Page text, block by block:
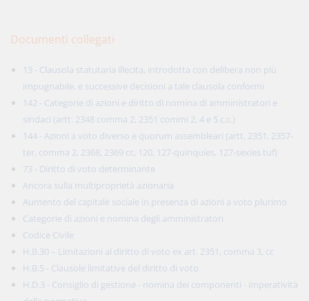
Documenti collegati
13 - Clausola statutaria illecita, introdotta con delibera non più
impugnabile, e successive decisioni a tale clausola conformi
142 - Categorie di azioni e diritto di nomina di amministratori e
sindaci (artt. 2348 comma 2, 2351 commi 2, 4 e 5 c.c.)
144 - Azioni a voto diverso e quorum assembleari (artt. 2351, 2357-
ter, comma 2, 2368, 2369 cc, 120, 127-quinquies, 127-sexies tuf)
73 - Diritto di voto determinante
Ancora sulla multiproprietà azionaria
Aumento del capitale sociale in presenza di azioni a voto plurimo
Categorie di azioni e nomina degli amministratori
Codice Civile
H.B.30 – Limitazioni al diritto di voto ex art. 2351, comma 3, cc
H.B.5 - Clausole limitative del diritto di voto
H.D.3 - Consiglio di gestione - nomina dei componenti - imperatività